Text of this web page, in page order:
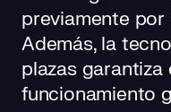
previamente
Además, la
plazas
funcionamiento